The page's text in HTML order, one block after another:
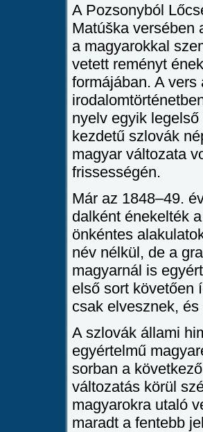
A Pozsonyból
Matúška versében
a magyarokkal
vetett reményt
formájában. A
nyelv egyik
kezdetű szlovák
magyar változata
frissességén.
Már az 1848–49.
dalként énekelték
önkéntes
név nélkül, de a
magyarnál is
első sort követően
csak elvesznek,
A szlovák állami
egyértelmű
sorban a
változatás körül
magyarokra utaló
maradt a fentebb